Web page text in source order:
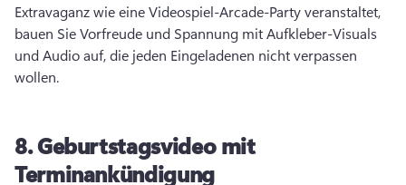
Extravaganz wie eine Videospiel-Arcade-Party veranstaltet,
bauen Sie Vorfreude und Spannung mit Aufkleber-Visuals
und Audio auf, die jeden Eingeladenen nicht verpassen
wollen.
8.Geburtstagsvideo mit
Terminankündigung